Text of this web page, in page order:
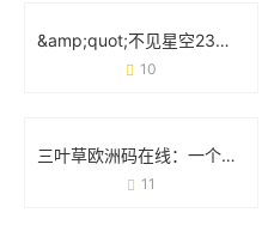
&amp;quot;不见星空23部在线播放&amp;quot;：一场打破常规的视觉实验
10
三叶草欧洲码在线：一个工具如何改变跨境购物体验
11